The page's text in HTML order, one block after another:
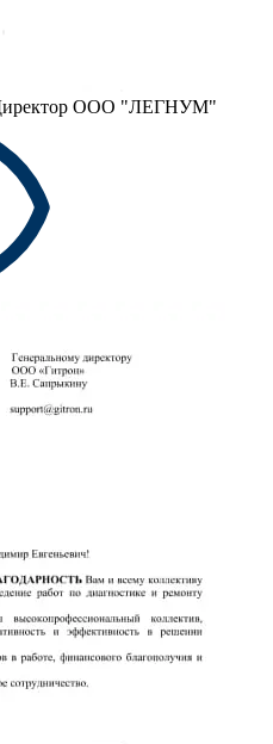
ООО "ЛЕГНУМ"